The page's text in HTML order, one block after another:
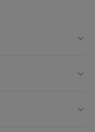
effect